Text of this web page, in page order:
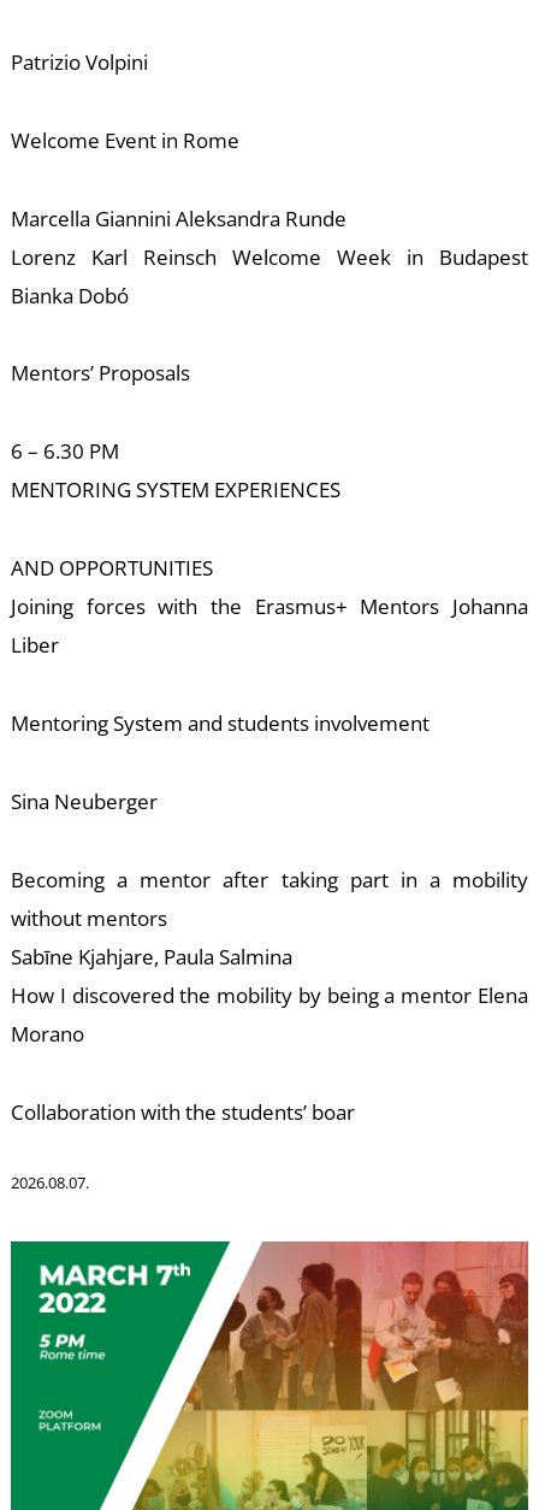
Patrizio Volpini
Welcome Event in Rome
Marcella Giannini Aleksandra Runde
Lorenz Karl Reinsch Welcome Week in Budapest
Bianka Dobó
Mentors’ Proposals
6 – 6.30 PM
MENTORING SYSTEM EXPERIENCES
AND OPPORTUNITIES
Joining forces with the Erasmus+ Mentors Johanna
Liber
Mentoring System and students involvement
Sina Neuberger
Becoming a mentor after taking part in a mobility
without mentors
Sabīne Kjahjare, Paula Salmina
How I discovered the mobility by being a mentor Elena
Morano
Collaboration with the students’ boar
2026.08.07.